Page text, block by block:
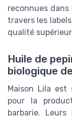
reconnues dans
travers les
qualité
Huile de
biologique
Maison Lila
pour la
barbarie.